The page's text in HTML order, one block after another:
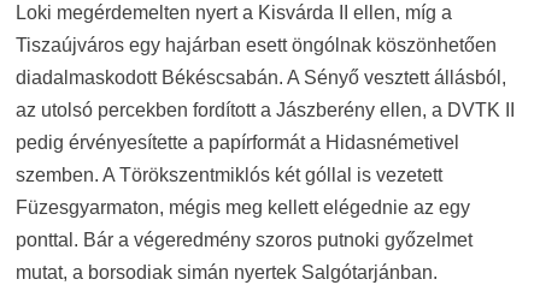
Loki megérdemelten nyert a Kisvárda II ellen, míg a
Tiszaújváros egy hajárban esett öngólnak köszönhetően
diadalmaskodott Békéscsabán. A Sényő vesztett állásból,
az utolsó percekben fordított a Jászberény ellen, a DVTK II
pedig érvényesítette a papírformát a Hidasnémetivel
szemben. A Törökszentmiklós két góllal is vezetett
Füzesgyarmaton, mégis meg kellett elégednie az egy
ponttal. Bár a végeredmény szoros putnoki győzelmet
mutat, a borsodiak simán nyertek Salgótarjánban.